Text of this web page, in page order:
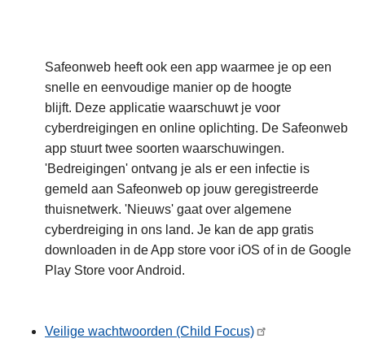
Safeonweb heeft ook een app waarmee je op een
snelle en eenvoudige manier op de hoogte
blijft. Deze applicatie waarschuwt je voor
cyberdreigingen en online oplichting. De Safeonweb
app stuurt twee soorten waarschuwingen.
'Bedreigingen' ontvang je als er een infectie is
gemeld aan Safeonweb op jouw geregistreerde
thuisnetwerk. 'Nieuws' gaat over algemene
cyberdreiging in ons land. Je kan de app gratis
downloaden in de App store voor iOS of in de Google
Play Store voor Android.
Veilige wachtwoorden (Child Focus)